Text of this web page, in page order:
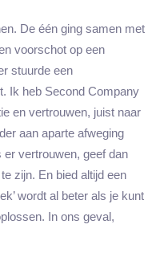
De één ging samen met
voorschot op een
stuurde een
Ik heb Second Company
en vertrouwen, juist naar
aan aparte afweging
vertrouwen, geef dan
zijn. En bied altijd een
wordt al beter als je kunt
In ons geval,